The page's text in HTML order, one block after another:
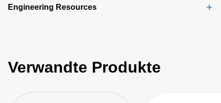
Engineering Resources
Verwandte Produkte